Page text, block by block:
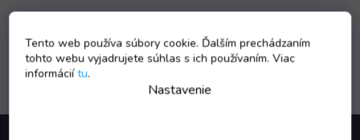
Tento web používa súbory cookie. Ďalším prechádzaním
tohto webu vyjadrujete súhlas s ich používaním. Viac
informáciítu.
Nastavenie